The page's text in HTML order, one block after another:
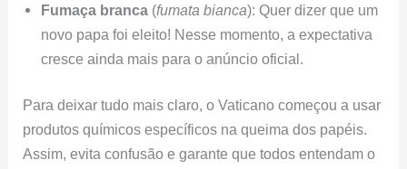
Fumaça branca (fumata bianca): Quer dizer que um
novo papa foi eleito! Nesse momento, a expectativa
cresce ainda mais para o anúncio oficial.
Para deixar tudo mais claro, o Vaticano começou a usar
produtos químicos específicos na queima dos papéis.
Assim, evita confusão e garante que todos entendam o